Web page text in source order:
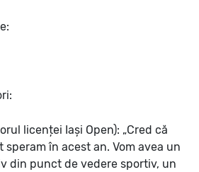
licenței Iași Open): „Cred că
în acest an. Vom avea un
din punct de vedere sportiv, un